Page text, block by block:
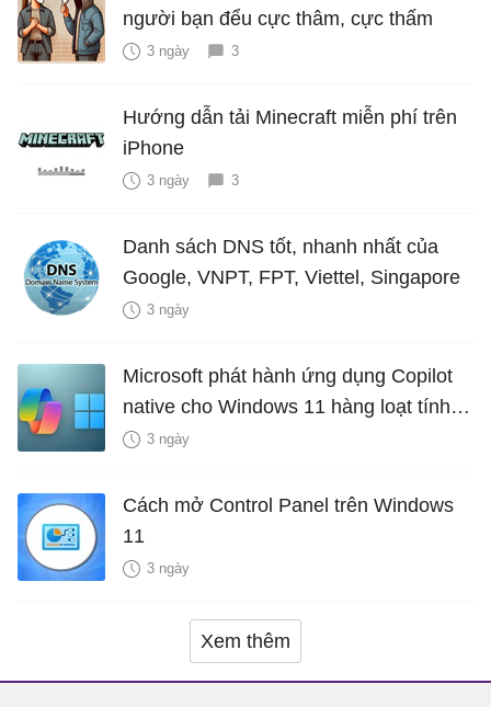
người bạn đểu cực thâm, cực thấm
3 ngày 3
Hướng dẫn tải Minecraft miễn phí trên
iPhone
3 ngày 3
Danh sách DNS tốt, nhanh nhất của
Google, VNPT, FPT, Viettel, Singapore
3 ngày
Microsoft phát hành ứng dụng Copilot
native cho Windows 11 hàng loạt tính
năng mới Hữu Ích
3 ngày
Cách mở Control Panel trên Windows
11
3 ngày
Xem thêm